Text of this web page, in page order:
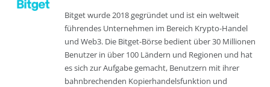
Bitget wurde 2018 gegründet und ist ein weltweit
führendes Unternehmen im Bereich Krypto-Handel
und Web3. Die Bitget-Börse bedient über 30 Millionen
Benutzer in über 100 Ländern und Regionen und hat
es sich zur Aufgabe gemacht, Benutzern mit ihrer
bahnbrechenden Kopierhandelsfunktion und